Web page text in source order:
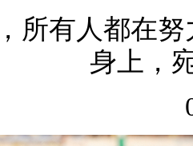
所有人都在
身上，